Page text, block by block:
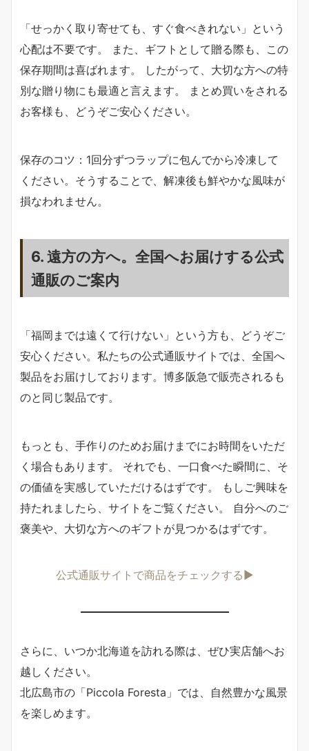
「せっかく取り寄せても、すぐ食べきれない」という
心配は不要です。 また、ギフトとして贈る際も、この
保存期間は喜ばれます。 したがって、大切な方への特
別な贈り物にも最適と言えます。 まとめ買いをされる
お客様も、どうぞご安心ください。
保存のコツ：1回分ずつラップに包んでから冷凍して
ください。そうすることで、解凍後も鮮やかな風味が
損なわれません。
6. 遠方の方へ。全国へお届けする公式
通販のご案内
「福岡までは遠くて行けない」という方も、どうぞご
安心ください。私たちの公式通販サイトでは、全国へ
製品をお届けしております。博多阪急で販売されるも
のと同じ製品です。
もっとも、手作りのためお届けまでにお時間をいただ
く場合もあります。 それでも、一口食べた瞬間に、そ
の価値を実感していただけるはずです。 もしご興味を
持たれましたら、サイトをご覧ください。 自分へのご
褒美や、大切な方へのギフトが見つかるはずです。
公式通販サイトで商品をチェックする▶︎
さらに、いつか北海道を訪れる際は、ぜひ実店舗へお
越しください。
北広島市の「Piccola Foresta」では、自然豊かな風景
を楽しめます。